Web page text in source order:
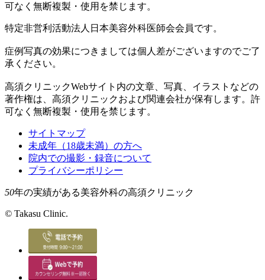
可なく無断複製・使用を禁じます。
特定非営利活動法人日本美容外科医師会会員です。
症例写真の効果につきましては個人差がございますのでご了
承ください。
高須クリニックWebサイト内の文章、写真、イラストなどの
著作権は、高須クリニックおよび関連会社が保有します。許
可なく無断複製・使用を禁じます。
サイトマップ
未成年（18歳未満）の方へ
院内での撮影・録音について
プライバシーポリシー
50年の実績がある美容外科の高須クリニック
© Takasu Clinic.